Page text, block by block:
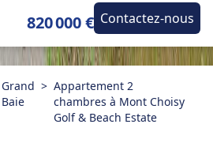
820 000 € Contactez-nous
Grand
Baie
> Appartement 2
chambres à Mont Choisy
Golf & Beach Estate